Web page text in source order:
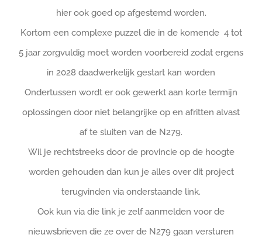
hier ook goed op afgestemd worden.
Kortom een complexe puzzel die in de komende 4 tot
5 jaar zorgvuldig moet worden voorbereid zodat ergens
in 2028 daadwerkelijk gestart kan worden
Ondertussen wordt er ook gewerkt aan korte termijn
oplossingen door niet belangrijke op en afritten alvast
af te sluiten van de N279.
Wil je rechtstreeks door de provincie op de hoogte
worden gehouden dan kun je alles over dit project
terugvinden via onderstaande link.
Ook kun via die link je zelf aanmelden voor de
nieuwsbrieven die ze over de N279 gaan versturen